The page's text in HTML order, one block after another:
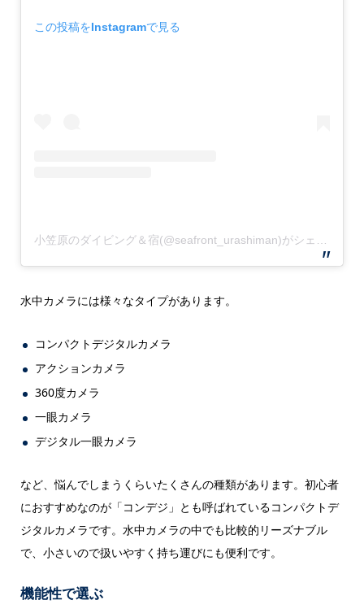
この投稿をInstagramで見る
水中カメラには様々なタイプがあります。
コンパクトデジタルカメラ
アクションカメラ
360度カメラ
一眼カメラ
デジタル一眼カメラ
など、悩んでしまうくらいたくさんの種類があります。初心者
におすすめなのが「コンデジ」とも呼ばれているコンパクトデ
ジタルカメラです。水中カメラの中でも比較的リーズナブル
で、小さいので扱いやすく持ち運びにも便利です。
機能性で選ぶ